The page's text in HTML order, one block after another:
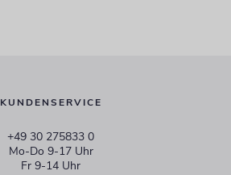
KUNDENSERVICE
+49 30 275833 0
Mo-Do 9-17 Uhr
Fr 9-14 Uhr